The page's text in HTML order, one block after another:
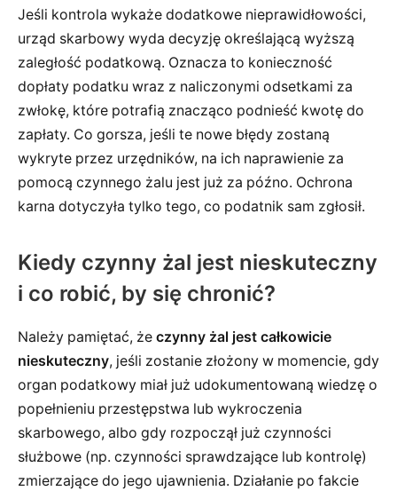
Jeśli kontrola wykaże dodatkowe nieprawidłowości,
urząd skarbowy wyda decyzję określającą wyższą
zaległość podatkową. Oznacza to konieczność
dopłaty podatku wraz z naliczonymi odsetkami za
zwłokę, które potrafią znacząco podnieść kwotę do
zapłaty. Co gorsza, jeśli te nowe błędy zostaną
wykryte przez urzędników, na ich naprawienie za
pomocą czynnego żalu jest już za późno. Ochrona
karna dotyczyła tylko tego, co podatnik sam zgłosił.
Kiedy czynny żal jest nieskuteczny
i co robić, by się chronić?
Należy pamiętać, że czynny żal jest całkowicie
nieskuteczny, jeśli zostanie złożony w momencie, gdy
organ podatkowy miał już udokumentowaną wiedzę o
popełnieniu przestępstwa lub wykroczenia
skarbowego, albo gdy rozpoczął już czynności
służbowe (np. czynności sprawdzające lub kontrolę)
zmierzające do jego ujawnienia. Działanie po fakcie